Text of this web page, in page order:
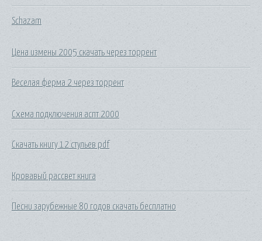
Schazam
Цена измены 2005 скачать через торрент
Веселая ферма 2 через торрент
Схема подключения аспт 2000
Скачать книгу 12 стульев pdf
Кровавый рассвет книга
Песни зарубежные 80 годов скачать бесплатно